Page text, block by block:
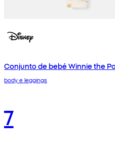
Conjunto de bebé Winnie the
body e leggings
7